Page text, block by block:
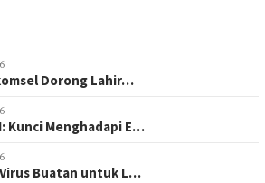
Dorong Lahir…
Kunci Menghadapi E…
Buatan untuk L…